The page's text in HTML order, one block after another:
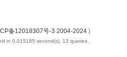
备12018307号-3 2004-2024 )
in 0.015185 second(s), 13 queries .